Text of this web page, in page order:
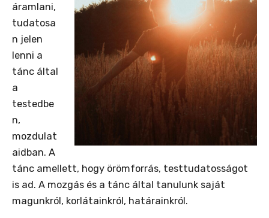
áramlani,
tudatosa
n jelen
lenni a
tánc által
a
testedbe
n,
mozdulat
aidban. A
tánc amellett, hogy örömforrás, testtudatosságot
is ad. A mozgás és a tánc által tanulunk saját
magunkról, korlátainkról, határainkról.